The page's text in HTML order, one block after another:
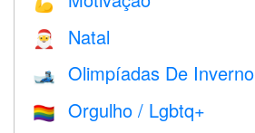
🎅 Natal
🎿 Olimpíadas De Inverno
🏳️‍🌈 Orgulho / Lgbtq+